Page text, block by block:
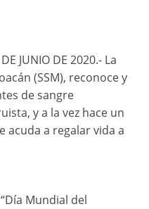
JUNIO DE 2020.- La
(SSM), reconoce y
de sangre
y a la vez hace un
acuda a regalar vida a
Mundial del